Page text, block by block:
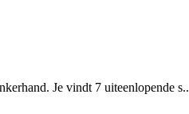
Je vindt 7 uiteenlopende s..